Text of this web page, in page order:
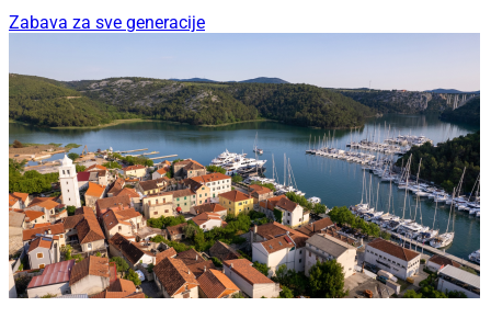
Zabava za sve generacije